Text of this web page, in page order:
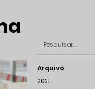
Arquivo
2021